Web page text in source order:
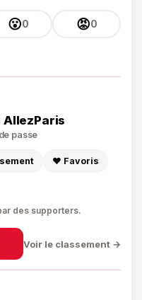
😮0 😡0
AllezParis
passe
❤️ Favoris
des supporters.
Voir le classement →